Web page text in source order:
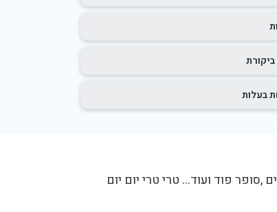
בעלות
,סופר פוד ועוד... טרי טרי יום יום